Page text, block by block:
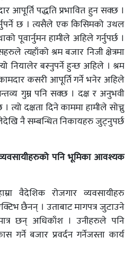
आपूर्ति पद्धति प्रभावित हुन सक्छ ।
छ । त्यसैले एक किसिमको उथल
पूवार्नुमन हामीले अहिले गर्नुपर्छ ।
त्यहाँको श्रम बजार निजी क्षेत्रमा
नियालेर बस्नुपर्ने हुन्छ अहिले । श्रम
कसरी आपूर्ति गर्ने भनेर अहिले
गुम्न पनि सक्छ । दक्ष र अनुभवी
दक्षता दिने काममा हामीले सोच्नु
नै सम्बन्धित निकायहरु जुट्नुपर्छ
पनि भूमिका आवश्यक
वैदेशिक रोजगार व्यवसायीहरु
छैनन् । उताबाट मागपत्र जुटाउने
छन् अधिकाँश । उनीहरुले पनि
गर्ने बजार प्रवर्दन गर्नेजस्ता कार्य